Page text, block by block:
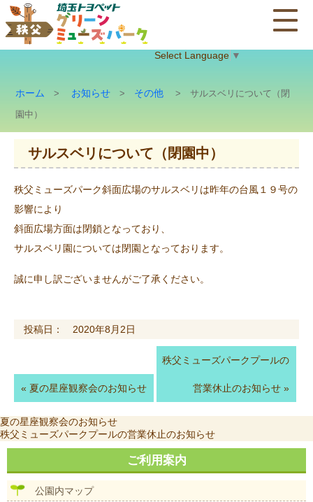
Select Language ▼
ホーム > お知らせ > その他 > サルスベリについて（閉
園中）
サルスベリについて（閉園中）
秩父ミューズパーク斜面広場のサルスベリは昨年の台風１９号の
影響により
斜面広場方面は閉鎖となっており、
サルスベリ園については閉園となっております。
誠に申し訳ございませんがご了承ください。
投稿日： 2020年8月2日
« 夏の星座観察会のお知らせ
秩父ミューズパークプールの
営業休止のお知らせ»
投
稿
ナ
ゲ
前
の
投
夏の星座観察会のお知らせ
次
の
稿:
秩父ミューズパークプールの営業休止のお知らせ
ご利用案内
公園内マップ